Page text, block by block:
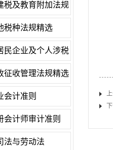
税及教育附加法规
税种法规精选
民企业及个人涉税
征收管理法规精选
会计准则
会计师审计准则
法与劳动法